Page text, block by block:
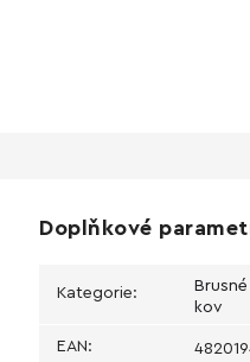
Doplňkové
Kategorie:
kov
EAN: